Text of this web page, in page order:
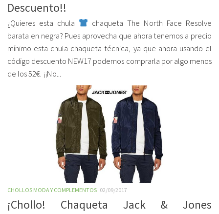
Descuento!!
¿Quieres esta chula
chaqueta The North Face Resolve
barata en negra? Pues aprovecha que ahora tenemos a precio
mínimo esta chula chaqueta técnica, ya que ahora usando el
código descuento NEW17 podemos comprarla por algo menos
de los 52€. ¡¡No...
CHOLLOS MODA Y COMPLEMENTOS 02/09/2017
¡Chollo! Chaqueta Jack & Jones